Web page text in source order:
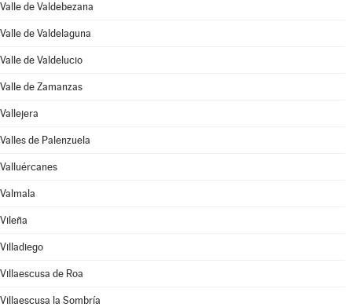
Valle de Valdebezana
Valle de Valdelaguna
Valle de Valdelucio
Valle de Zamanzas
Vallejera
Valles de Palenzuela
Valluércanes
Valmala
Vileña
Villadiego
Villaescusa de Roa
Villaescusa la Sombría